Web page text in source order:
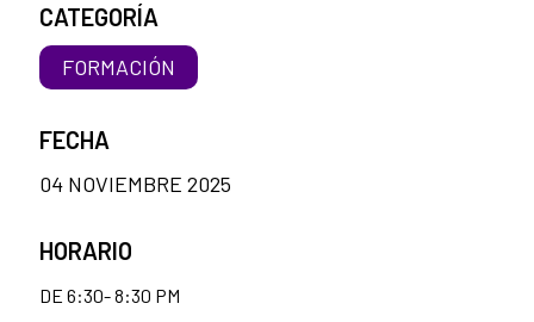
CATEGORÍA
FORMACIÓN
FECHA
04 NOVIEMBRE 2025
HORARIO
DE 6:30- 8:30 PM